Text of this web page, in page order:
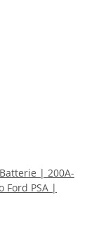
| 200A-
Ford PSA |